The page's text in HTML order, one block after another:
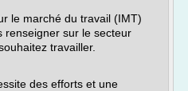
le marché du travail (IMT)
renseigner sur le secteur
travailler.
des efforts et une